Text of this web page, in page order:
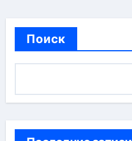
Поиск